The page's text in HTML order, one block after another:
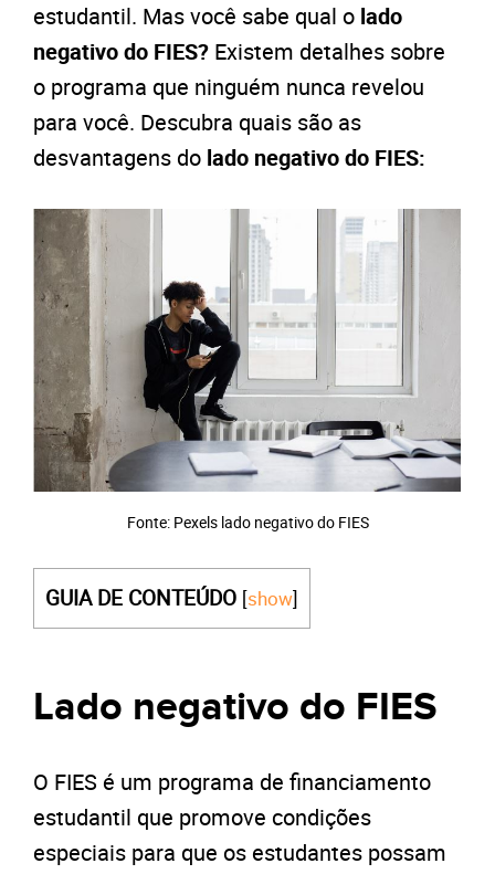
estudantil. Mas você sabe qual o lado
negativo do FIES? Existem detalhes sobre
o programa que ninguém nunca revelou
para você. Descubra quais são as
desvantagens do lado negativo do FIES:
Fonte: Pexels lado negativo do FIES
GUIA DE CONTEÚDO [show]
Lado negativo do FIES
O FIES é um programa de financiamento
estudantil que promove condições
especiais para que os estudantes possam